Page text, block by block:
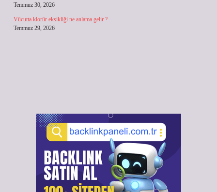
Temmuz 30, 2026
Vücutta klorür eksikliği ne anlama gelir ?
Temmuz 29, 2026